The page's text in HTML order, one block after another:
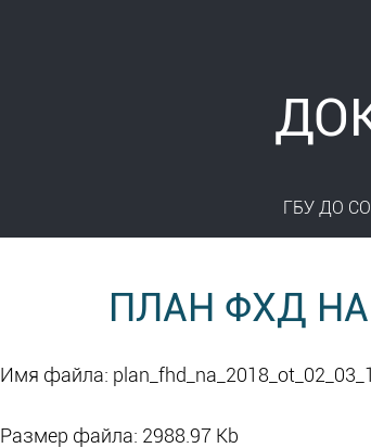
ГБУ ДО
ПЛАН ФХД НА
Имя файла:
Размер файла: 2988.97 Kb